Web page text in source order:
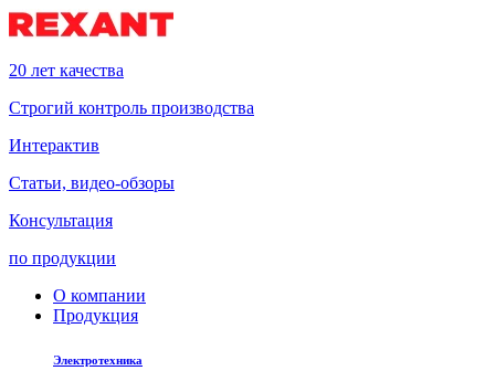
20 лет качества
Строгий контроль производства
Интерактив
Статьи, видео-обзоры
Консультация
по продукции
О компании
Продукция
Электротехника